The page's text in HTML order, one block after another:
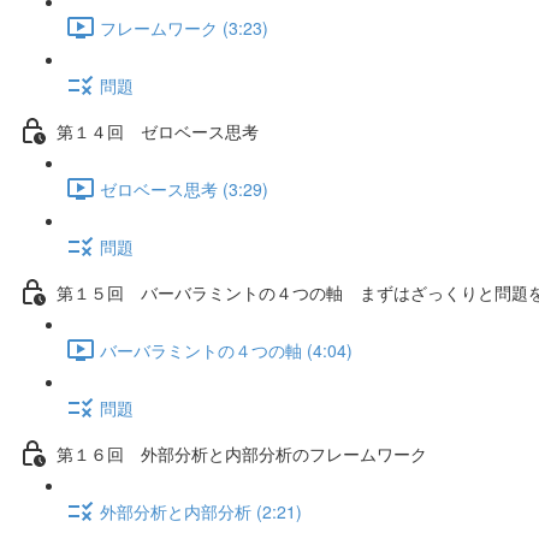
フレームワーク (3:23)
問題
第１４回 ゼロベース思考
ゼロベース思考 (3:29)
問題
第１５回 バーバラミントの４つの軸 まずはざっくりと問題
バーバラミントの４つの軸 (4:04)
問題
第１６回 外部分析と内部分析のフレームワーク
外部分析と内部分析 (2:21)